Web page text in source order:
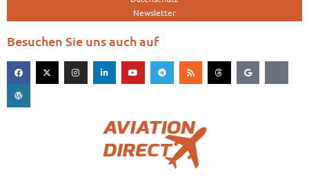
Newsletter
Besuchen Sie uns auch auf